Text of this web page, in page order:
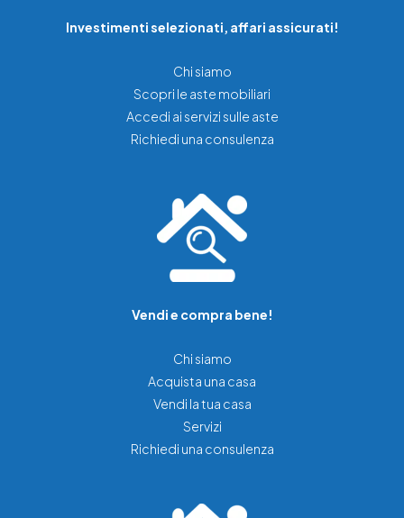
Investimenti selezionati, affari assicurati!
Chi siamo
Scopri le aste mobiliari
Accedi ai servizi sulle aste
Richiedi una consulenza
Vendi e compra bene!
Chi siamo
Acquista una casa
Vendi la tua casa
Servizi
Richiedi una consulenza